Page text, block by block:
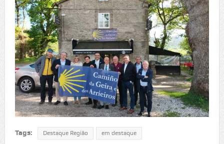
Tags: Destaque Região em destaque